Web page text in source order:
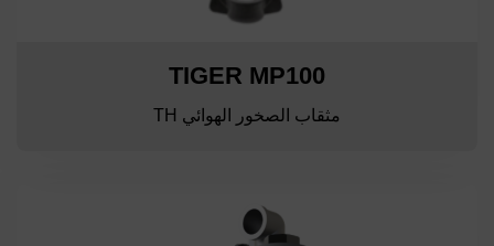
TIGER MP100
مثقاب الصخور الهوائي TH